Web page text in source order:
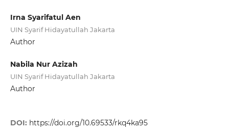
Irna Syarifatul Aen
UIN Syarif Hidayatullah Jakarta
Author
Nabila Nur Azizah
UIN Syarif Hidayatullah Jakarta
Author
DOI: https://doi.org/10.69533/rkq4ka95